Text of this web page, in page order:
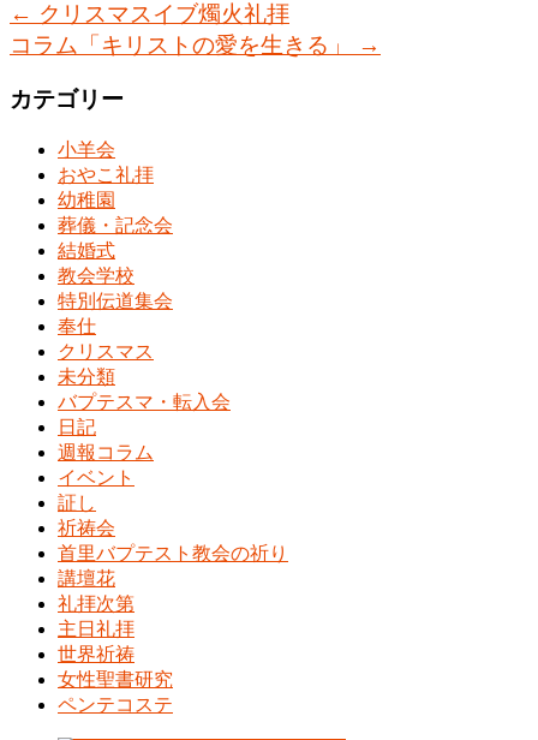
← クリスマスイブ燭火礼拝
コラム「キリストの愛を生きる」
→
カテゴリー
小羊会
おやこ礼拝
幼稚園
葬儀・記念会
結婚式
教会学校
特別伝道集会
奉仕
クリスマス
未分類
バプテスマ・転入会
日記
週報コラム
イベント
証し
祈祷会
首里バプテスト教会の祈り
講壇花
礼拝次第
主日礼拝
世界祈祷
女性聖書研究
ペンテコステ